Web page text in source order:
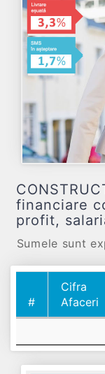
financiare
profit,
Sumele sunt
#
Cifra
Afaceri
Afaceri